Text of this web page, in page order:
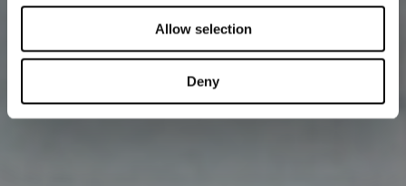
Allow selection
Deny